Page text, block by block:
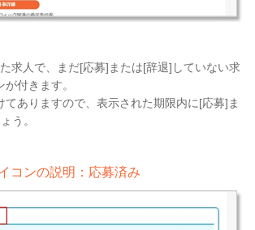
求人で、まだ[応募]または[辞退]していない求
付きます。
てありますので、表示された期限内に[応募]ま
う。
コンの説明：応募済み